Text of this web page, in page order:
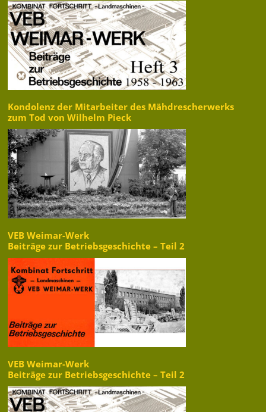
Kondolenz der Mitarbeiter des Mähdrescherwerks
zum Tod von Wilhelm Pieck
VEB Weimar-Werk
Beiträge zur Betriebsgeschichte – Teil 2
VEB Weimar-Werk
Beiträge zur Betriebsgeschichte – Teil 2